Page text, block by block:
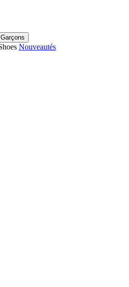
Garçons
Nouveautés